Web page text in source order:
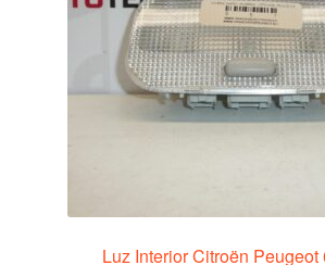
Luz Interior Citroën Peugeot